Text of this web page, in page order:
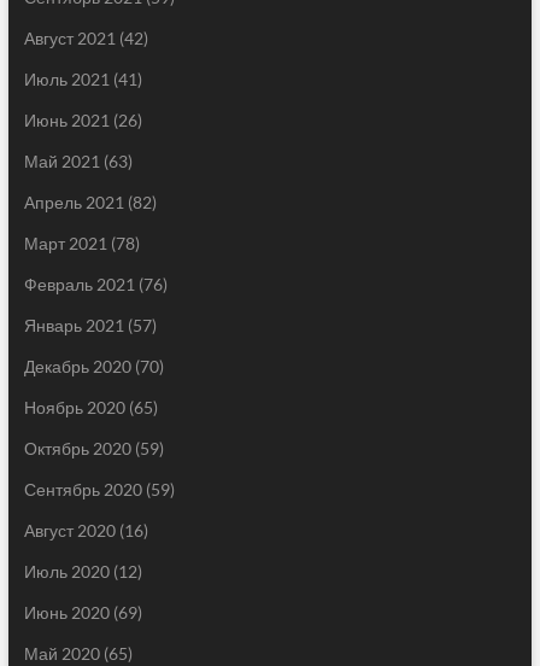
Август 2021 (42)
Июль 2021 (41)
Июнь 2021 (26)
Май 2021 (63)
Апрель 2021 (82)
Март 2021 (78)
Февраль 2021 (76)
Январь 2021 (57)
Декабрь 2020(70)
Ноябрь 2020(65)
Октябрь 2020(59)
Сентябрь 2020(59)
Август 2020(16)
Июль 2020(12)
Июнь 2020(69)
Май 2020(65)